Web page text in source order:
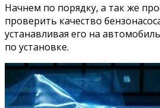
Начнем по порядку, а так же
проверить качество
устанавливая его на
по установке.